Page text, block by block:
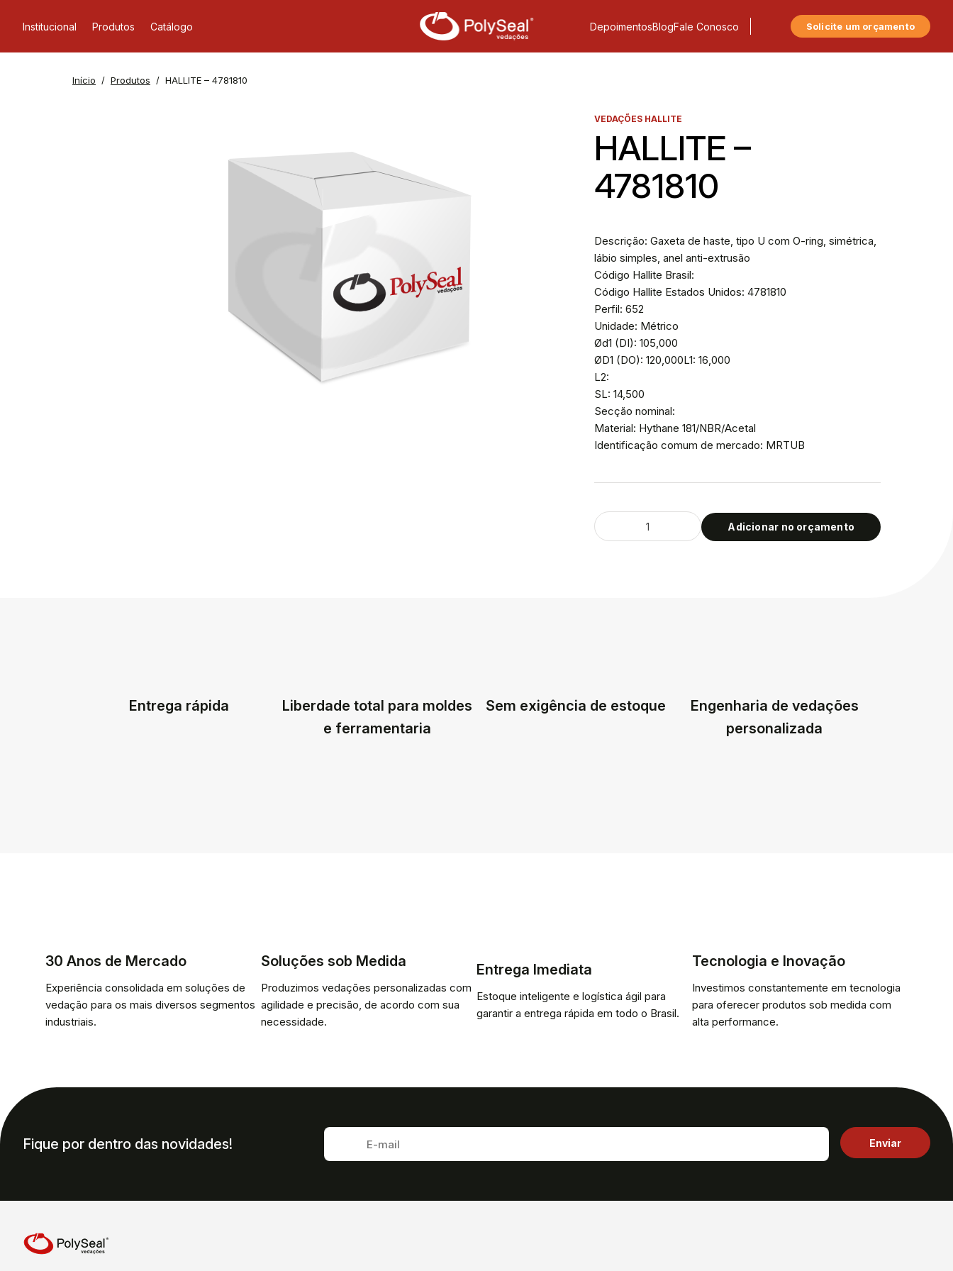
Institucional Produtos Catálogo DepoimentosBlogFale Conosco Solicite um orçamento
Início Produtos HALLITE – 4781810
VEDAÇÕES HALLITE
HALLITE –
4781810
Descrição: Gaxeta de haste, tipo U com O-ring, simétrica,
lábio simples, anel anti-extrusão
Código Hallite Brasil:
Código Hallite Estados Unidos: 4781810
Perfil: 652
Unidade: Métrico
Ød1 (DI): 105,000
ØD1 (DO): 120,000L1: 16,000
L2:
SL: 14,500
Secção nominal:
Material: Hythane 181/NBR/Acetal
Identificação comum de mercado: MRTUB
Adicionar no orçamento
Entrega rápida
Liberdade total para moldes
e ferramentaria
Sem exigência de estoque
Engenharia de vedações
personalizada
30 Anos de Mercado
Experiência consolidada em soluções de
vedação para os mais diversos segmentos
industriais.
Soluções sob Medida
Produzimos vedações personalizadas com
agilidade e precisão, de acordo com sua
necessidade.
Entrega Imediata
Estoque inteligente e logística ágil para
garantir a entrega rápida em todo o Brasil.
Tecnologia e Inovação
Investimos constantemente em tecnologia
para oferecer produtos sob medida com
alta performance.
Fique por dentro das novidades!